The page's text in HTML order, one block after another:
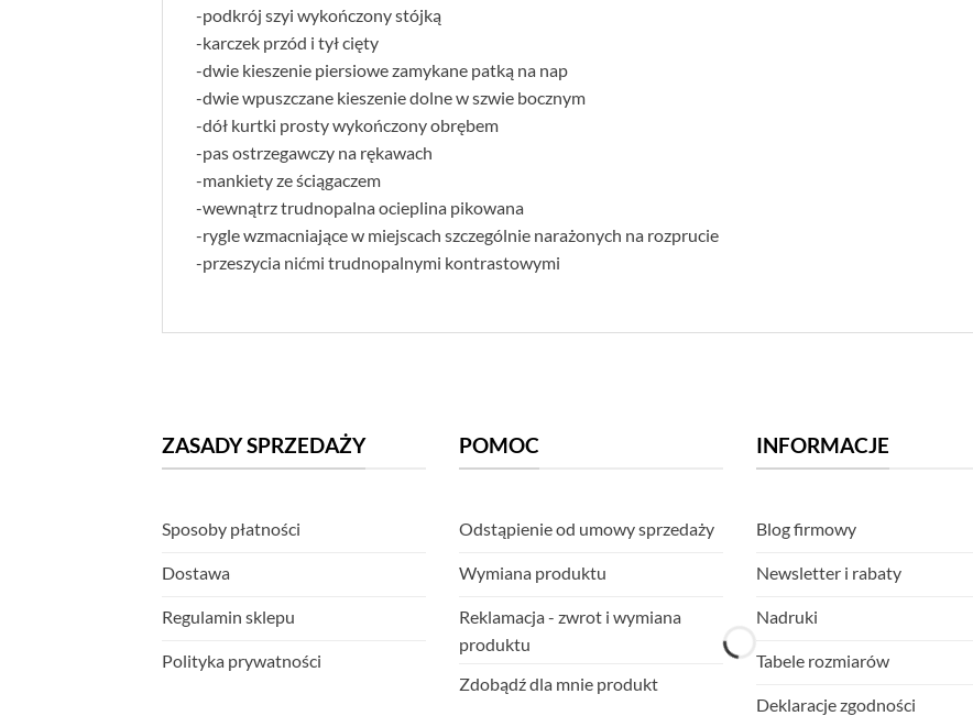
-podkrój szyi wykończony stójką
-karczek przód i tył cięty
-dwie kieszenie piersiowe zamykane patką na nap
-dwie wpuszczane kieszenie dolne w szwie bocznym
-dół kurtki prosty wykończony obrębem
-pas ostrzegawczy na rękawach
-mankiety ze ściągaczem
-wewnątrz trudnopalna ocieplina pikowana
-rygle wzmacniające w miejscach szczególnie narażonych na rozprucie
-przeszycia nićmi trudnopalnymi kontrastowymi
ZASADY SPRZEDAŻY
Sposoby płatności
Dostawa
Regulamin sklepu
Polityka prywatności
POMOC
Odstąpienie od umowy sprzedaży
Wymiana produktu
Reklamacja - zwrot i wymiana
produktu
Zdobądź dla mnie produkt
INFORMACJE
Blog firmowy
Newsletter i rabaty
Nadruki
Tabele rozmiarów
Deklaracje zgodności